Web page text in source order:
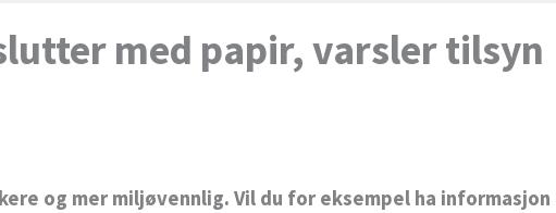
med papir, varsler tilsyn
og mer miljøvennlig. Vil du for eksempel ha informasjon